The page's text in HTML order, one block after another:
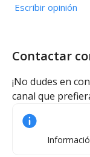
Escribir opinión
Contactar
¡No dudes en
canal que